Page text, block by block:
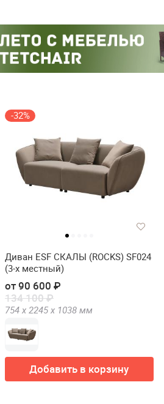
-32%
Диван ESF СКАЛЫ (ROCKS) SF024
(3-х местный)
от 90 600 ₽
134 100 ₽
754 х 2245 х 1038 мм
Добавить в корзину